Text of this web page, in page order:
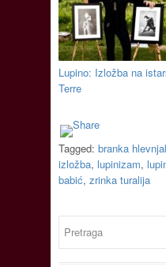
Lupino: Izložba na
Terre
Tagged: branka
izložba, lupinizam,
babić, zrinka turalija